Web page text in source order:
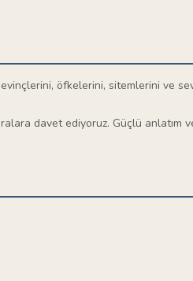
öfkelerini, sitemlerini ve
davet ediyoruz. Güçlü anlatım